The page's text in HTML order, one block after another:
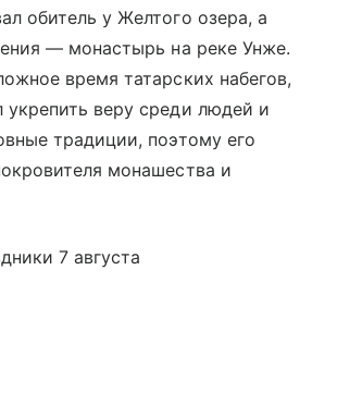
обитель у Желтого озера, а
— монастырь на реке Унже.
время татарских набегов,
веру среди людей и
традиции, поэтому его
монашества и
7 августа